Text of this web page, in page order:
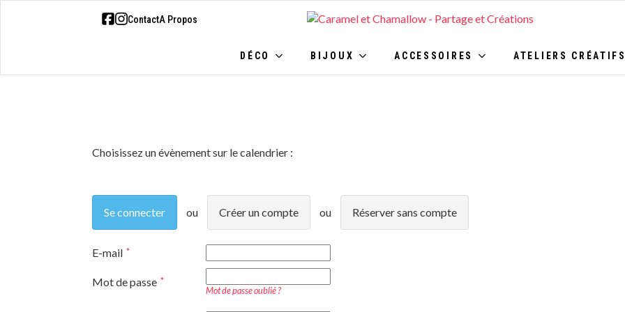
ContactA Propos
DÉCO BIJOUX ACCESSOIRES ATELIERS CRÉATIFS
BIJOUX ACCESSOIRES ATELIERS CRÉATIFS
Choisissez un évènement sur le calendrier :
Se connecter Créer un compte Réserver sans compte
E-mail
Mot de passe
Mot de passe oublié ?